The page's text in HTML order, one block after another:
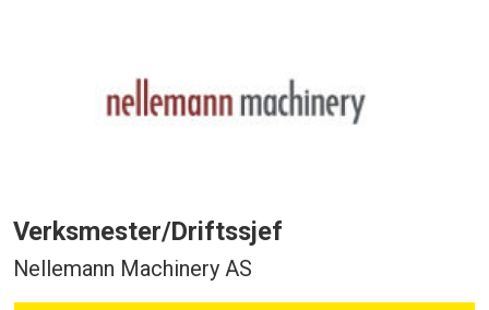
Verksmester/Driftssjef
Nellemann Machinery AS